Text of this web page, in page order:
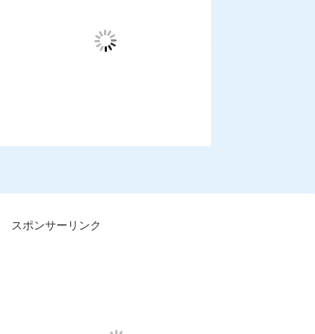
スポンサーリンク